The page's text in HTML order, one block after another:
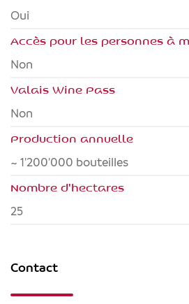
Oui
Accès pour les personnes à
non
Valais Wine Pass
non
Production annuelle
~ 1'200'000 bouteilles
Nombre d'hectares
25
Contact